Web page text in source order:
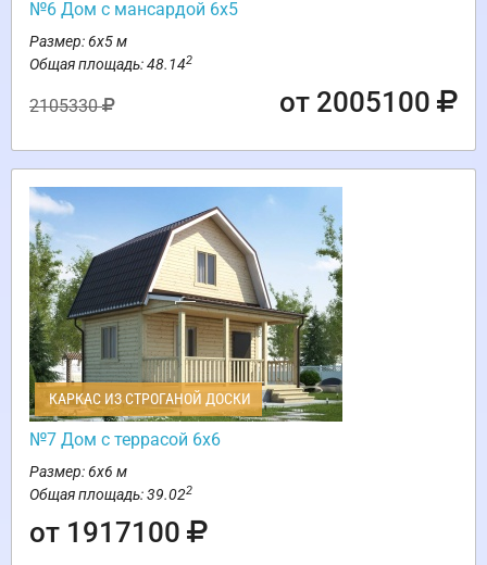
№6 Дом с мансардой 6х5
Размер: 6х5 м
Общая площадь: 48.142
2105330 от 2005100
КАРКАС ИЗ СТРОГАНОЙ ДОСКИ
№7 Дом с террасой 6х6
Размер: 6х6 м
Общая площадь: 39.022
от 1917100